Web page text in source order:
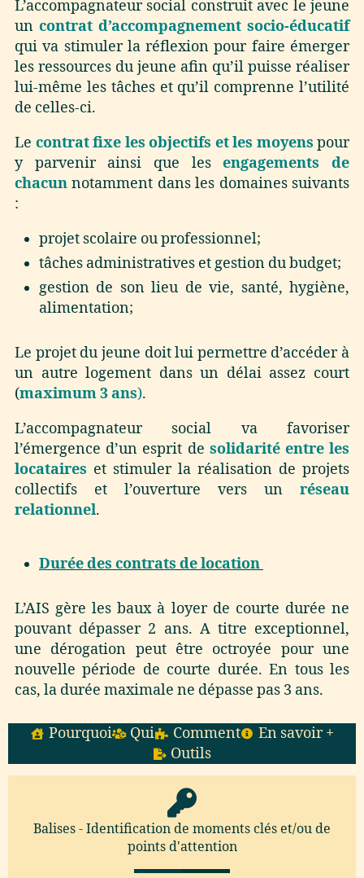
L’accompagnateur social construit avec le jeune
un contrat d’accompagnement socio-éducatif
qui va stimuler la réflexion pour faire émerger
les ressources du jeune afin qu’il puisse réaliser
lui-même les tâches et qu’il comprenne l’utilité
de celles-ci.
Le contrat fixe les objectifs et les moyens pour
y parvenir ainsi que lesengagements de
chacun notamment dans les domaines suivants
:
projet scolaire ou professionnel;
tâches administratives et gestion du budget;
gestion de son lieu de vie, santé, hygiène,
alimentation;
Le projet du jeune doit lui permettre d’accéder à
un autre logement dans un délai assez court
(maximum 3 ans).
L’accompagnateur social va favoriser
l’émergence d’un esprit de solidarité entre les
locataires et stimuler la réalisation de projets
collectifs et l’ouverture vers un réseau
relationnel.
Durée des contrats de location
L’AIS gère les baux à loyer de courte durée ne
pouvant dépasser 2 ans. A titre exceptionnel,
une dérogation peut être octroyée pour une
nouvelle période de courte durée. En tous les
cas, la durée maximale ne dépasse pas 3 ans.
Pourquoi Qui Comment
En savoir +
Outils
Balises - Identification de moments clés et/ou de
points d'attention